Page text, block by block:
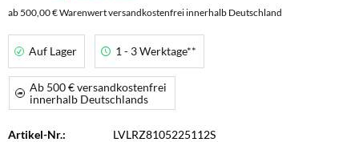
ab 500,00 € Warenwert versandkostenfrei innerhalb Deutschland
Auf Lager 1 - 3 Werktage**
Ab 500 € versandkostenfrei
innerhalb Deutschlands
Artikel-Nr.: LVLRZ8105225112S